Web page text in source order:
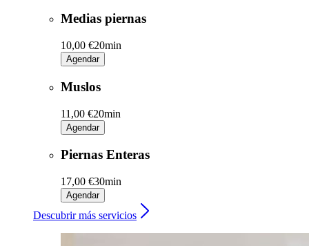
Medias piernas
10,00 €20min
Agendar
Muslos
11,00 €20min
Agendar
Piernas Enteras
17,00 €30min
Agendar
Descubrir más servicios